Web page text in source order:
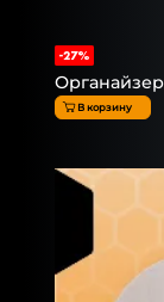
-27%
В корзину